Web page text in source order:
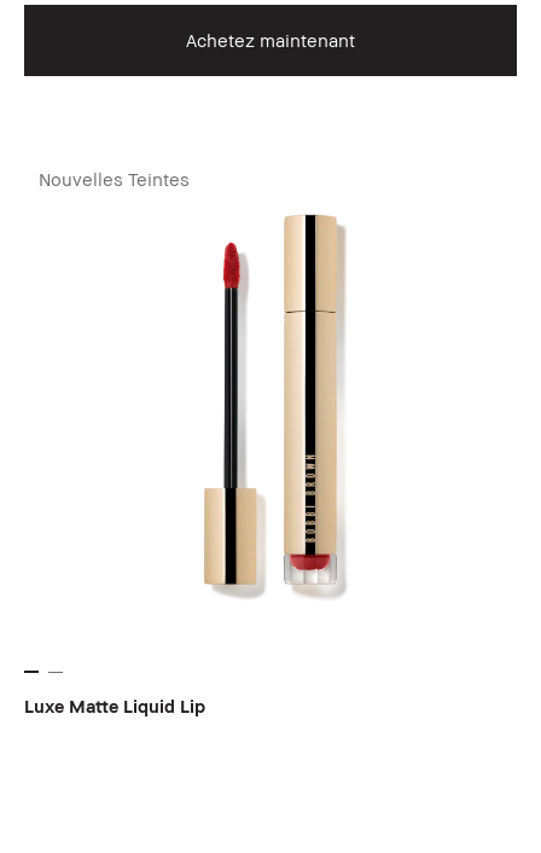
Achetez maintenant
Nouvelles Teintes
Luxe Matte Liquid Lip